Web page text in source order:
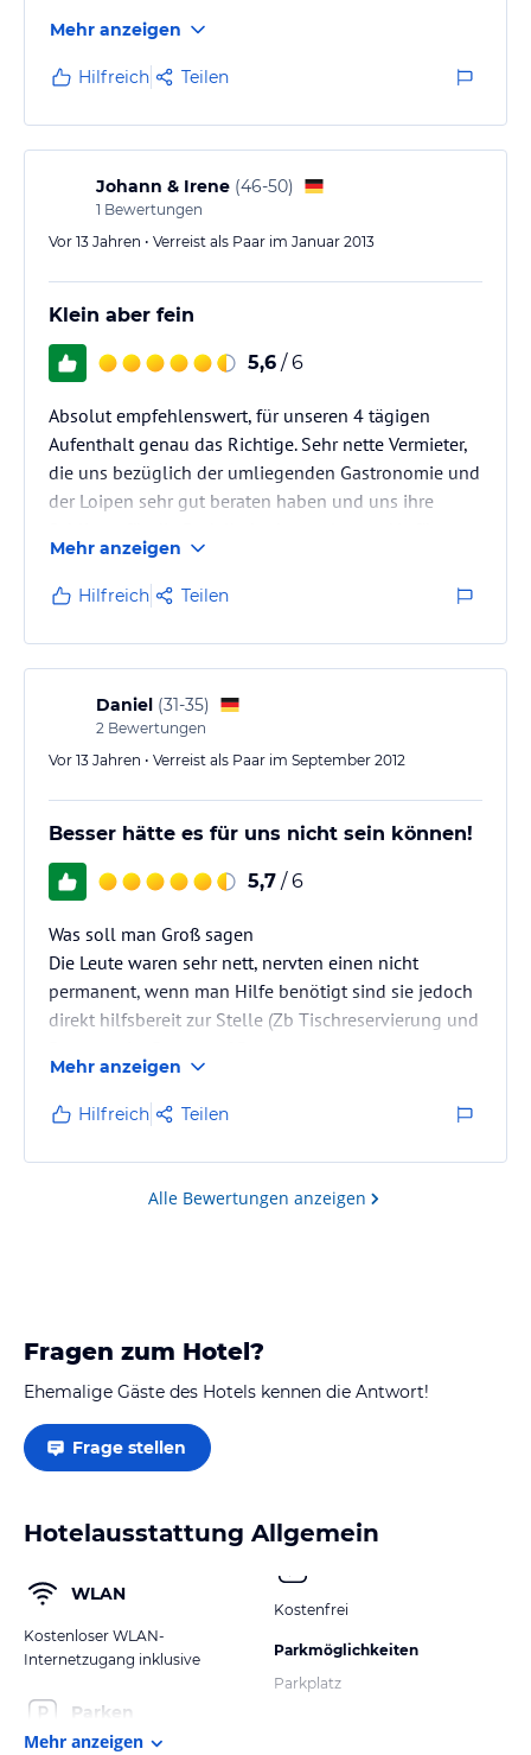
Mehr anzeigen
Hilfreich Teilen
Johann & Irene (46-50)
1 Bewertungen
Vor 13 Jahren • Verreist als Paar im Januar 2013
Klein aber fein
5,6 / 6
Absolut empfehlenswert, für unseren 4 tägigen
Aufenthalt genau das Richtige. Sehr nette Vermieter,
die uns bezüglich der umliegenden Gastronomie und
der Loipen sehr gut beraten haben und uns ihre
gestellt haben. Die Zimmer sind klein aber fein und
gut ausgestattet, das Frühstück ist gut und
reichhaltig. Die Lage für Skilangläufer und Wanderer
ist ideal, nach ca. 150 Metern steht man in der Loipe
bzw. befindet sich auf dem ersten (Winter)Wanderweg.
Die Gondel für…
Mehr anzeigen
Hilfreich Teilen
Daniel (31-35)
2 Bewertungen
Vor 13 Jahren • Verreist als Paar im September 2012
Besser hätte es für uns nicht sein können!
5,7 / 6
Was soll man Groß sagen
Die Leute waren sehr nett, nervten einen nicht
permanent, wenn man Hilfe benötigt sind sie jedoch
direkt hilfsbereit zur Stelle (Zb Tischreservierung und
Dieser Urlaub war für uns Perfekt und wir werden
wieder kommen.
Mehr braucht man nicht zu sagen.
Mehr anzeigen
Hilfreich Teilen
Alle Bewertungen anzeigen
Fragen zum Hotel?
Ehemalige Gäste des Hotels kennen die Antwort!
Frage stellen
Hotelausstattung Allgemein
WLAN
Kostenloser WLAN-
Internetzugang inklusive
Parken
Kostenfrei
Parkmöglichkeiten
Parkplatz
Mehr anzeigen